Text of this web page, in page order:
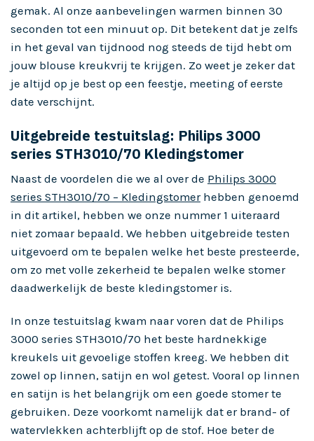
gemak. Al onze aanbevelingen warmen binnen 30
seconden tot een minuut op. Dit betekent dat je zelfs
in het geval van tijdnood nog steeds de tijd hebt om
jouw blouse kreukvrij te krijgen. Zo weet je zeker dat
je altijd op je best op een feestje, meeting of eerste
date verschijnt.
Uitgebreide testuitslag: Philips 3000
series STH3010/70 Kledingstomer
Naast de voordelen die we al over de Philips 3000
series STH3010/70 – Kledingstomerhebben genoemd
in dit artikel, hebben we onze nummer 1 uiteraard
niet zomaar bepaald. We hebben uitgebreide testen
uitgevoerd om te bepalen welke het beste presteerde,
om zo met volle zekerheid te bepalen welke stomer
daadwerkelijk de beste kledingstomer is.
In onze testuitslag kwam naar voren dat de Philips
3000 series STH3010/70 het beste hardnekkige
kreukels uit gevoelige stoffen kreeg. We hebben dit
zowel op linnen, satijn en wol getest. Vooral op linnen
en satijn is het belangrijk om een goede stomer te
gebruiken. Deze voorkomt namelijk dat er brand- of
watervlekken achterblijft op de stof. Hoe beter de